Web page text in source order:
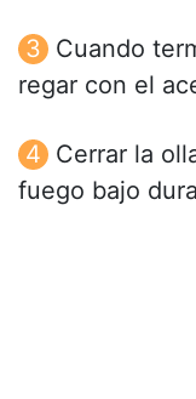
Cuando
regar con el
Cerrar la
fuego bajo